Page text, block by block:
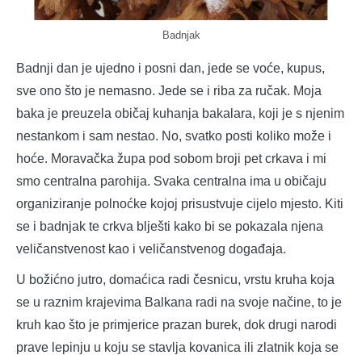
Badnjak
Badnji dan je ujedno i posni dan, jede se voće, kupus,
sve ono što je nemasno. Jede se i riba za ručak. Moja
baka je preuzela običaj kuhanja bakalara, koji je s njenim
nestankom i sam nestao. No, svatko posti koliko može i
hoće. Moravačka župa pod sobom broji pet crkava i mi
smo centralna parohija. Svaka centralna ima u običaju
organiziranje polnoćke kojoj prisustvuje cijelo mjesto. Kiti
se i badnjak te crkva blješti kako bi se pokazala njena
veličanstvenost kao i veličanstvenog događaja.
U božićno jutro, domaćica radi česnicu, vrstu kruha koja
se u raznim krajevima Balkana radi na svoje načine, to je
kruh kao što je primjerice prazan burek, dok drugi narodi
prave lepinju u koju se stavlja kovanica ili zlatnik koja se